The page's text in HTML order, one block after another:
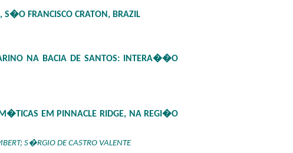
S�O FRANCISCO CRATON, BRAZIL
NA BACIA DE SANTOS: INTERA��O
EM PINNACLE RIDGE, NA REGI�O
S�RGIO DE CASTRO VALENTE